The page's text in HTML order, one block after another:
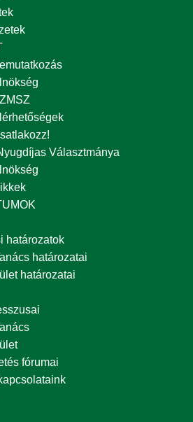
Választmánya
határozatok
határozatai
határozatai
fórumai